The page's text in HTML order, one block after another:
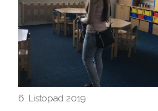
6. Listopad 2019